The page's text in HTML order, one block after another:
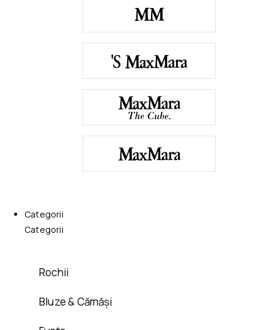
Categorii
Categorii
Rochii
Bluze & Cămăși